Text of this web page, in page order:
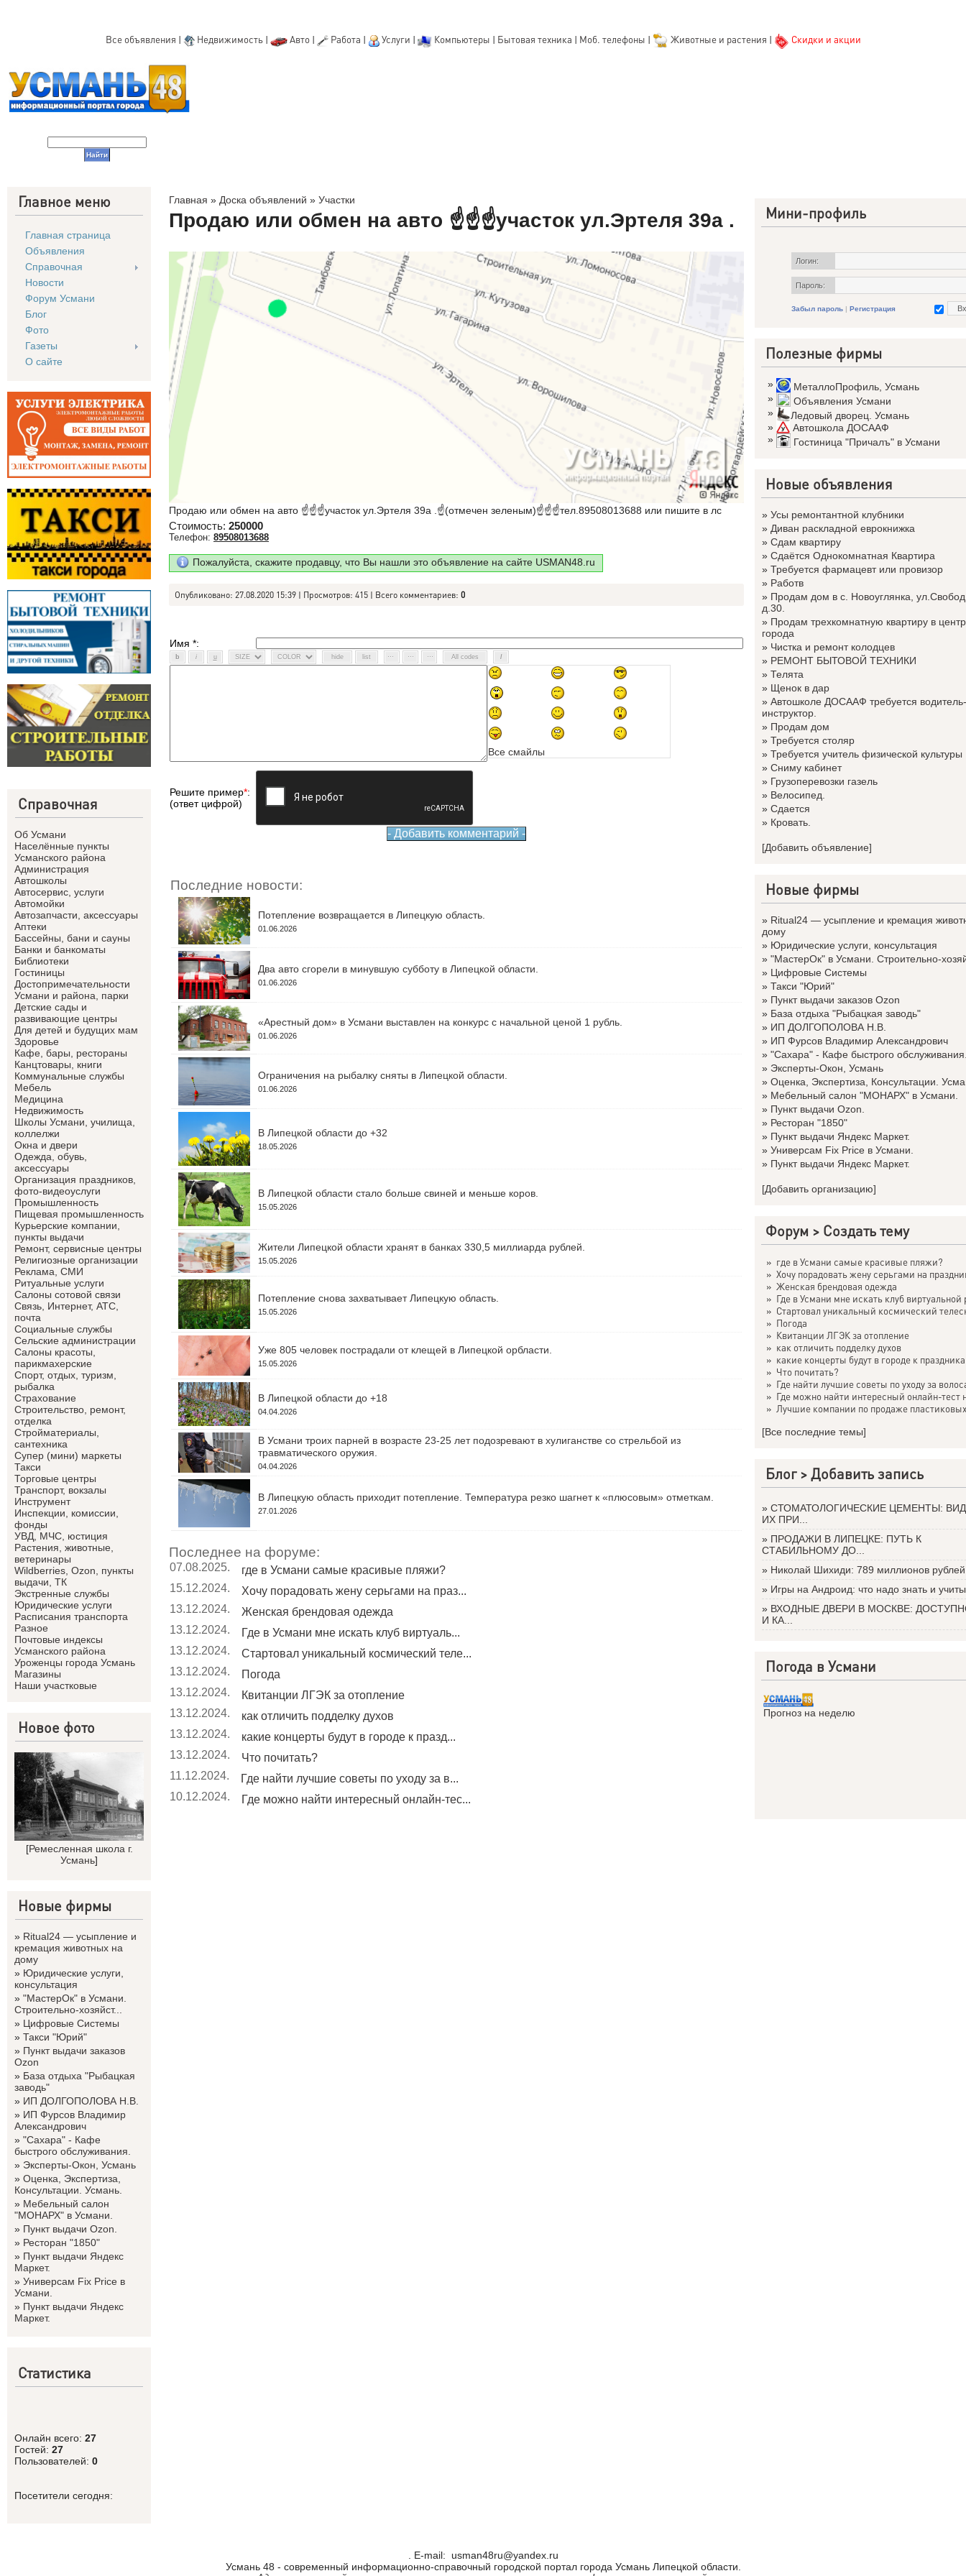
Все объявления | Недвижимость | Авто| Работа | Услуги | Компьютеры | Бытовая техника | Моб. телефоны | Животные и растения | Скидки и акции
Главное меню
Главная страница
Объявления
Справочная
Новости
Форум Усмани
Блог
Фото
Газеты
О сайте
Справочная
Об Усмани
Населённые пункты
Усманского района
Администрация
Автошколы
Автосервис, услуги
Автомойки
Автозапчасти, аксессуары
Аптеки
Бассейны, бани и сауны
Банки и банкоматы
Библиотеки
Гостиницы
Достопримечательности
Усмани и района, парки
Детские сады и
развивающие центры
Для детей и будущих мам
Здоровье
Кафе, бары, рестораны
Канцтовары, книги
Коммунальные службы
Мебель
Медицина
Недвижимость
Школы Усмани, училища,
коллелжи
Окна и двери
Одежда, обувь,
аксессуары
Организация праздников,
фото-видеоуслуги
Промышленность
Пищевая промышленность
Курьерские компании,
пункты выдачи
Ремонт, сервисные центры
Религиозные организации
Реклама, СМИ
Ритуальные услуги
Салоны сотовой связи
Связь, Интернет, АТС,
почта
Социальные службы
Сельские администрации
Салоны красоты,
парикмахерские
Спорт, отдых, туризм,
рыбалка
Страхование
Строительство, ремонт,
отделка
Cтройматериалы,
сантехника
Супер (мини) маркеты
Такси
Торговые центры
Транспорт, вокзалы
Инструмент
Инспекции, комиссии,
фонды
УВД, МЧС, юстиция
Растения, животные,
ветеринары
Wildberries, Ozon, пункты
выдачи, ТК
Экстренные службы
Юридические услуги
Расписания транспорта
Разное
Почтовые индексы
Усманского района
Уроженцы города Усмань
Магазины
Наши участковые
Новое фото
[Ремесленная школа г.
Усмань]
Новые фирмы
» Ritual24 — усыпление и
кремация животных на
дому
» Юридические услуги,
консультация
» "МастерОк" в Усмани.
Строительно-хозяйст...
» Цифровые Системы
» Такси "Юрий"
» Пункт выдачи заказов
Ozon
» База отдыха "Рыбацкая
заводь"
» ИП ДОЛГОПОЛОВА Н.В.
» ИП Фурсов Владимир
Александрович
» "Сахара" - Кафе
быстрого обслуживания.
» Эксперты-Окон, Усмань
» Оценка, Экспертиза,
Консультации. Усмань.
» Мебельный салон
"МОНАРХ" в Усмани.
» Пункт выдачи Ozon.
» Ресторан "1850"
» Пункт выдачи Яндекс
Маркет.
» Универсам Fix Price в
Усмани.
» Пункт выдачи Яндекс
Маркет.
Статистика
Онлайн всего: 27
Гостей: 27
Пользователей: 0
Посетители сегодня:
Главная » Доска объявлений » Участки
Продаю или обмен на авто ☝☝☝участок ул.Эртеля 39а .
Продаю или обмен на авто ☝☝☝участок ул.Эртеля 39а .☝(отмечен зеленым)☝☝☝тел.89508013688 или пишите в лс
Стоимость: 250000
Телефон: 89508013688
Пожалуйста, скажите продавцу, что Вы нашли это объявление на сайте USMAN48.ru
Опубликовано: 27.08.2020 15:39 | Просмотров: 415 | Всего комментариев: 0
Имя *:
Все смайлы
Решите пример*:
(ответ цифрой)
Последние новости:
Потепление возвращается в Липецкую область.
01.06.2026
Два авто сгорели в минувшую субботу в Липецкой области.
01.06.2026
«Арестный дом» в Усмани выставлен на конкурс с начальной ценой 1 рубль.
01.06.2026
Ограничения на рыбалку сняты в Липецкой области.
01.06.2026
В Липецкой области до +32
18.05.2026
В Липецкой области стало больше свиней и меньше коров.
15.05.2026
Жители Липецкой области хранят в банках 330,5 миллиарда рублей.
15.05.2026
Потепление снова захватывает Липецкую область.
15.05.2026
Уже 805 человек пострадали от клещей в Липецкой орбласти.
15.05.2026
В Липецкой области до +18
04.04.2026
В Усмани троих парней в возрасте 23-25 лет подозревают в хулиганстве со стрельбой из
травматического оружия.
04.04.2026
В Липецкую область приходит потепление. Температура резко шагнет к «плюсовым» отметкам.
27.01.2026
Последнее на форуме:
07.08.2025.
где в Усмани самые красивые пляжи?
15.12.2024.
Хочу порадовать жену серьгами на праз...
13.12.2024.
Женская брендовая одежда
13.12.2024.
Где в Усмани мне искать клуб виртуаль...
13.12.2024.
Стартовал уникальный космический теле...
13.12.2024.
Погода
13.12.2024.
Квитанции ЛГЭК за отопление
13.12.2024.
как отличить подделку духов
13.12.2024.
какие концерты будут в городе к празд...
13.12.2024.
Что почитать?
11.12.2024.
Где найти лучшие советы по уходу за в...
10.12.2024.
Где можно найти интересный онлайн-тес...
Мини-профиль
Логин:
Пароль:
Забыл пароль | Регистрация
Полезные фирмы
» МеталлоПрофиль Усмань
»
Объявления Усмани
»
Ледовый дворец. Усмань
»
Автошкола ДОСААФ
»
Гостиница "Причалъ" в Усмани
Новые объявления
» Усы ремонтантной клубники
» Диван раскладной еврокнижка
» Сдам квартиру
» Сдаётся Однокомнатная Квартира
» Требуется фармацевт или провизор
» Работв
» Продам дом в с. Новоуглянка,
д.30.
» Продам трехкомнатную квартиру в
города
» Чистка и ремонт колодцев
» РЕМОНТ БЫТОВОЙ ТЕХНИКИ
» Телята
» Щенок в дар
» Автошколе ДОСААФ требуется водитель-
инструктор.
» Продам дом
» Требуется столяр
» Требуется учитель физической культуры
» Сниму кабинет
» Грузоперевозки газель
» Велосипед.
» Сдается
» Кровать.
[Добавить объявление]
Новые фирмы
» Ritual24 — усыпление и кремация
дому
» Юридические услуги, консультация
» "МастерОк" в Усмани. Строительно-
» Цифровые Системы
» Такси "Юрий"
» Пункт выдачи заказов Ozon
» База отдыха "Рыбацкая заводь"
» ИП ДОЛГОПОЛОВА Н.В.
» ИП Фурсов Владимир Александрович
» "Сахара" - Кафе быстрого
» Эксперты-Окон, Усмань
» Оценка, Экспертиза, Консультации.
» Мебельный салон "МОНАРХ" в Усмани.
» Пункт выдачи Ozon.
» Ресторан "1850"
» Пункт выдачи Яндекс Маркет.
» Универсам Fix Price в Усмани.
» Пункт выдачи Яндекс Маркет.
[Добавить организацию]
Форум > Создать тему
» где в Усмани самые красивые пляжи?
» Хочу порадовать жену серьгами на
» Женская брендовая одежда
» Где в Усмани мне искать клуб виртуальной
» Стартовал уникальный космический
» Погода
» Квитанции ЛГЭК за отопление
» как отличить подделку духов
» какие концерты будут в городе к
» Что почитать?
» Где найти лучшие советы по уходу за
» Где можно найти интересный онлайн-тест
» Лучшие компании по продаже
[Все последние темы]
Блог >Добавить запись
» СТОМАТОЛОГИЧЕСКИЕ ЦЕМЕНТЫ:
ИХ ПРИ...
» ПРОДАЖИ В ЛИПЕЦКЕ: ПУТЬ К
СТАБИЛЬНОМУ ДО...
» Николай Шихиди: 789 миллионов
» Игры на Андроид: что надо знать и
» ВХОДНЫЕ ДВЕРИ В МОСКВЕ:
И КА...
Погода в Усмани
Прогноз на неделю
. Е-mail: usman48ru@yandex.ru
Усмань 48 - современный информационно-справочный городской портал города Усмань Липецкой области.